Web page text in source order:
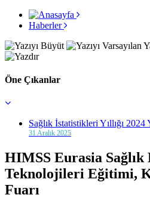
Haberler
Öne Çıkanlar
Sağlık İstatistikleri Yıllığı 2024
31 Aralık 2025
HIMSS Eurasia
Teknolojileri Eğitimi,
Fuarı